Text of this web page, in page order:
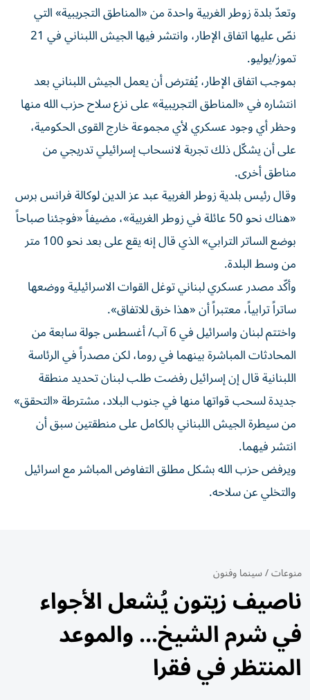
وتعدّ بلدة زوطر الغربية واحدة من «المناطق التجريبية» التي
نصّ عليها اتفاق الإطار، وانتشر فيها الجيش اللبناني في 21
تموز/يوليو.
بموجب اتفاق الإطار، يُفترض أن يعمل الجيش اللبناني بعد
انتشاره في «المناطق التجريبية» على نزع سلاح حزب الله منها
وحظر أي وجود عسكري لأي مجموعة خارج القوى الحكومية،
على أن يشكّل ذلك تجربة لانسحاب إسرائيلي تدريجي من
مناطق أخرى.
وقال رئيس بلدية زوطر الغربية عبد عز الدين لوكالة فرانس برس
«هناك نحو 50 عائلة في زوطر الغربية»، مضيفاً «فوجئنا صباحاً
بوضع الساتر الترابي» الذي قال إنه يقع على بعد نحو 100 متر
من وسط البلدة.
وأكّد مصدر عسكري لبناني توغل القوات الاسرائيلية ووضعها
ساتراً ترابياً، معتبراً أن «هذا خرق للاتفاق».
واختتم لبنان واسرائيل في 6 آب/ أغسطس جولة سابعة من
المحادثات المباشرة بينهما في روما، لكن مصدراً في الرئاسة
اللبنانية قال إن إسرائيل رفضت طلب لبنان تحديد منطقة
جديدة لسحب قواتها منها في جنوب البلاد، مشترطة «التحقق»
من سيطرة الجيش اللبناني بالكامل على منطقتين سبق أن
انتشر فيهما.
ويرفض حزب الله بشكل مطلق التفاوض المباشر مع اسرائيل
والتخلي عن سلاحه.
منوعات/سينما وفنون
ناصيف زيتون يُشعل الأجواء
في شرم الشيخ... والموعد
المنتظر في فقرا